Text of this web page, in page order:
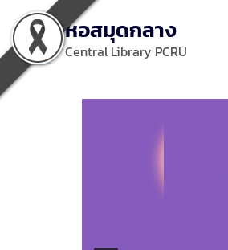
หอสมุดกลาง
Central Library PCRU